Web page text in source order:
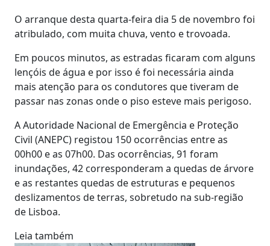
O arranque desta quarta-feira dia 5 de novembro foi
atribulado, com muita chuva, vento e trovoada.
Em poucos minutos, as estradas ficaram com alguns
lençóis de água e por isso é foi necessária ainda
mais atenção para os condutores que tiveram de
passar nas zonas onde o piso esteve mais perigoso.
A Autoridade Nacional de Emergência e Proteção
Civil (ANEPC) registou 150 ocorrências entre as
00h00 e as 07h00. Das ocorrências, 91 foram
inundações, 42 corresponderam a quedas de árvore
e as restantes quedas de estruturas e pequenos
deslizamentos de terras, sobretudo na sub-região
de Lisboa.
Leia também